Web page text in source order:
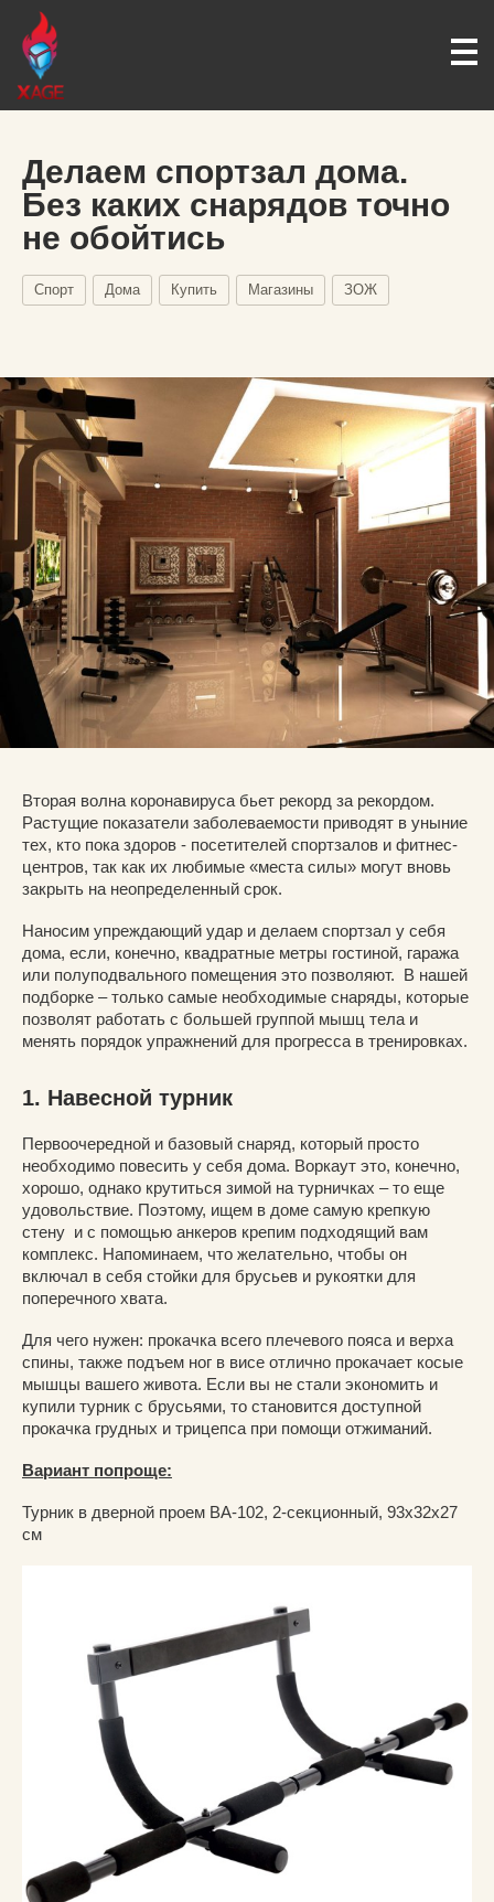
Делаем спортзал дома.
Без каких снарядов точно
не обойтись
Спорт Дома Купить Магазины ЗОЖ
Вторая волна коронавируса бьет рекорд за рекордом.
Растущие показатели заболеваемости приводят в уныние
тех, кто пока здоров - посетителей спортзалов и фитнес-
центров, так как их любимые «места силы» могут вновь
закрыть на неопределенный срок.
Наносим упреждающий удар и делаем спортзал у себя
дома, если, конечно, квадратные метры гостиной, гаража
или полуподвального помещения это позволяют. В нашей
подборке – только самые необходимые снаряды, которые
позволят работать с большей группой мышц тела и
менять порядок упражнений для прогресса в тренировках.
1. Навесной турник
Первоочередной и базовый снаряд, который просто
необходимо повесить у себя дома. Воркаут это, конечно,
хорошо, однако крутиться зимой на турничках – то еще
удовольствие. Поэтому, ищем в доме самую крепкую
стену и с помощью анкеров крепим подходящий вам
комплекс. Напоминаем, что желательно, чтобы он
включал в себя стойки для брусьев и рукоятки для
поперечного хвата.
Для чего нужен: прокачка всего плечевого пояса и верха
спины, также подъем ног в висе отлично прокачает косые
мышцы вашего живота. Если вы не стали экономить и
купили турник с брусьями, то становится доступной
прокачка грудных и трицепса при помощи отжиманий.
Вариант попроще:
Турник в дверной проем BA-102, 2-секционный, 93х32х27
см